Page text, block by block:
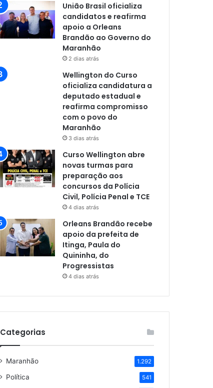
União Brasil oficializa
candidatos e reafirma
apoio a Orleans
Brandão ao Governo do
Maranhão
2 dias atrás
Wellington do Curso
oficializa candidatura a
deputado estadual e
reafirma compromisso
com o povo do
Maranhão
3 dias atrás
Curso Wellington abre
novas turmas para
preparação aos
concursos da Polícia
Civil, Polícia Penal e TCE
4 dias atrás
Orleans Brandão recebe
apoio da prefeita de
Itinga, Paula do
Quininha, do
Progressistas
4 dias atrás
Categorias
Maranhão 1.292
Política 541